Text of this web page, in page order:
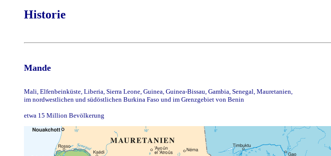
Historie
Mande
Mali, Elfenbeinküste, Liberia, Sierra Leone, Guinea, Guinea-Bissau, Gambia, Senegal, Mauretanien,
im nordwestlichen und südöstlichen Burkina Faso und im Grenzgebiet von Benin
etwa 15 Million Bevölkerung